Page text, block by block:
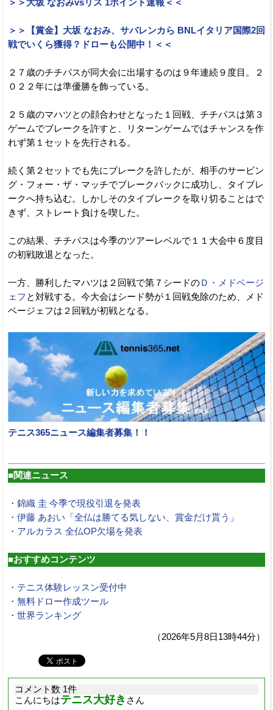
＞＞大坂 なおみvsリス 1ポイント速報＜＜
＞＞【賞金】大坂 なおみ、サバレンカら BNLイタリア国際2回
戦でいくら獲得？ドローも公開中！＜＜
２７歳のチチパスが同大会に出場するのは９年連続９度目。２
０２２年には準優勝を飾っている。
２５歳のマハツとの顔合わせとなった１回戦、チチパスは第３
ゲームでブレークを許すと、リターンゲームではチャンスを作
れず第１セットを先行される。
続く第２セットでも先にブレークを許したが、相手のサービン
グ・フォー・ザ・マッチでブレークバックに成功し、タイブレ
ークへ持ち込む。しかしそのタイブレークを取り切ることはで
きず、ストレート負けを喫した。
この結果、チチパスは今季のツアーレベルで１１大会中６度目
の初戦敗退となった。
一方、勝利したマハツは２回戦で第７シードのＤ・メドベージ
ェフ と対戦する。今大会はシード勢が１回戦免除のため、メド
ベージェフは２回戦が初戦となる。
テニス365ニュース編集者募集！！
■関連ニュース
・錦織 圭 今季で現役引退を発表
・伊藤 あおい「全仏は勝てる気しない、賞金だけ貰う」
・アルカラス 全仏OP欠場を発表
■おすすめコンテンツ
・テニス体験レッスン受付中
・無料ドロー作成ツール
・世界ランキング
（2026年5月8日13時44分）
コメント数 1件
こんにちはテニス大好き さん